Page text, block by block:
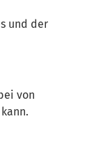
und der
von